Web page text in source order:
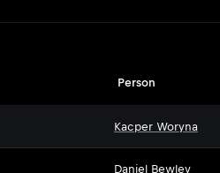
Person
Kacper Woryna
Daniel Bewley